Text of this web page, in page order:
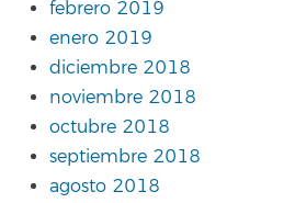
febrero 2019
enero 2019
diciembre 2018
noviembre 2018
octubre 2018
septiembre 2018
agosto 2018